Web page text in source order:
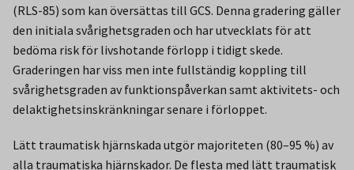
(RLS-85) som kan översättas till GCS. Denna gradering gäller
den initiala svårighetsgraden och har utvecklats för att
bedöma risk för livshotande förlopp i tidigt skede.
Graderingen har viss men inte fullständig koppling till
svårighetsgraden av funktionspåverkan samt aktivitets- och
delaktighetsinskränkningar senare i förloppet.
Lätt traumatisk hjärnskada utgör majoriteten (80–95 %) av
alla traumatiska hjärnskador. De flesta med lätt traumatisk